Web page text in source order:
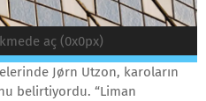
aç (0x0px)
Jørn Utzon, karoların
belirtiyordu. “Liman